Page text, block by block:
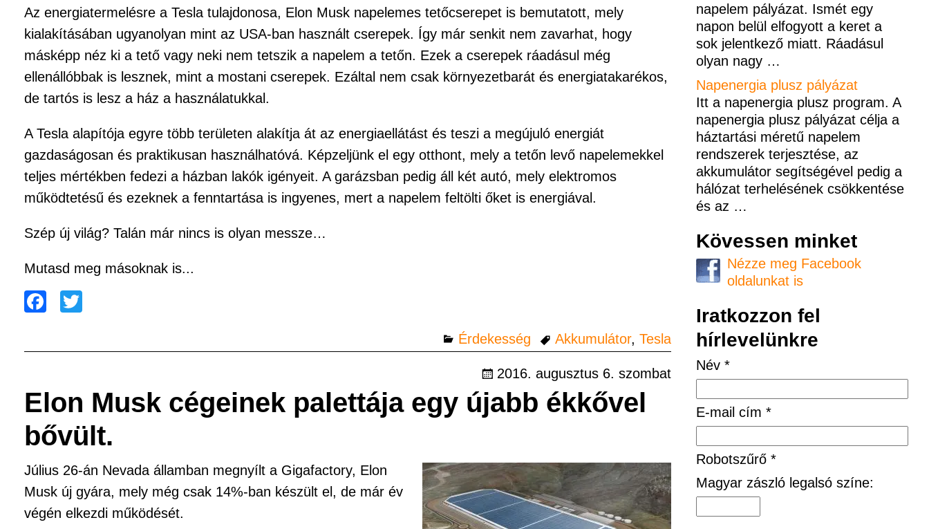
Az energiatermelésre a Tesla tulajdonosa, Elon Musk napelemes tetőcserepet is bemutatott, mely
kialakításában ugyanolyan mint az USA-ban használt cserepek. Így már senkit nem zavarhat, hogy
másképp néz ki a tető vagy neki nem tetszik a napelem a tetőn. Ezek a cserepek ráadásul még
ellenállóbbak is lesznek, mint a mostani cserepek. Ezáltal nem csak környezetbarát és energiatakarékos,
de tartós is lesz a ház a használatukkal.
A Tesla alapítója egyre több területen alakítja át az energiaellátást és teszi a megújuló energiát
gazdaságosan és praktikusan használhatóvá. Képzeljünk el egy otthont, mely a tetőn levő napelemekkel
teljes mértékben fedezi a házban lakók igényeit. A garázsban pedig áll két autó, mely elektromos
működtetésű és ezeknek a fenntartása is ingyenes, mert a napelem feltölti őket is energiával.
Szép új világ? Talán már nincs is olyan messze…
Mutasd meg másoknak is...
c
b
o
o
tt
Érdekesség Akkumulátor, Tesla
2016. augusztus 6. szombat
Elon Musk cégeinek palettája egy újabb ékkővel
bővült.
Július 26-án Nevada államban megnyílt a Gigafactory, Elon
Musk új gyára, mely még csak 14%-ban készült el, de már év
végén elkezdi működését.
napelem pályázat. Ismét egy
napon belül elfogyott a keret a
sok jelentkező miatt. Ráadásul
olyan nagy …
Napenergia plusz pályázat
Itt a napenergia plusz program. A
napenergia plusz pályázat célja a
háztartási méretű napelem
rendszerek terjesztése, az
akkumulátor segítségével pedig a
hálózat terhelésének csökkentése
és az …
Kövessen minket
Nézze meg Facebook
oldalunkat is
Iratkozzon fel
hírlevelünkre
Név *
E-mail cím *
Robotszűrő *
Magyar zászló legalsó színe: